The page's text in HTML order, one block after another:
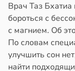
Врач Таз
бороться с
с магнием. Об
По словам
улучшить сон
найти
в20:58